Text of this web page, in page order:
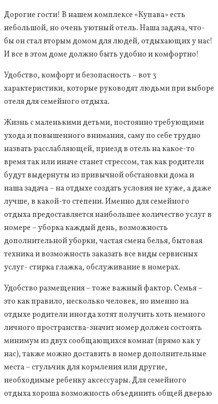
Дорогие гости! В нашем комплексе «Купава»есть
небольшой, но очень уютный отель. Наша задача, что-
бы он стал вторым домом для людей, отдыхающих у нас!
И все в этом доме должно быть удобно и комфортно!
Удобство, комфорт и безопасность – вот 3
характеристики, которые руководят людьми при выборе
отеля для семейного отдыха.
Жизнь с маленькими детьми, постоянно требующими
ухода и повышенного внимания, саму по себе трудно
назвать расслабляющей, приезд в отель на какое-то
времятак или иначе станет стрессом, так как родители
будут выдернуты из привычной обстановки дома и
наша задача – на отдыхе создать условия не хуже, а даже
лучше, в какой-то степени. Именно для семейного
отдыха предоставляется наибольшее количество услуг в
номере – уборка каждый день, возможность
дополнительной уборки, частая смена белья, бытовая
техника и возможность заказать все виды сервисных
услуг- стирка глажка, обслуживание в номерах.
Удобство размещения – тоже важный фактор. Семья –
это как правило, несколько человек, но именно на
отдыхе родители иногда хотят получить хоть немного
личного пространства-значит номер должен состоять
минимум из двух сообщающихся комнат (прямо как у
нас), также можно доставить в номер дополнительные
места – стульчик для кормления или другие,
необходимые ребенку аксессуары. Для семейного
отдыха хороша возможность объединить общей дверью